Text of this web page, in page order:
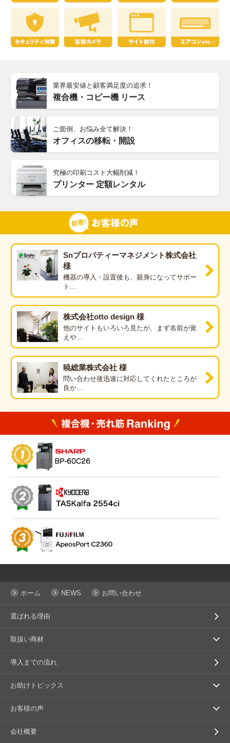
オフィスに関する「高い」「困った」「面倒くさい」から、あなたを助ける専門チ
ームです！
複合機やビジネスホン導入、PCサポート等、様々なサービスの取扱いがございま
す。オフィスに関する面倒なお困りごとやお悩み等、なんでもお気軽にご相談くだ
複合機・コピー機
ビジネスホン
PC・サーバー
オフィス家具
ネットワーク関連
監視カメラ
ホームページ制作
エアコン
業界最安値と顧客満足度の追求！
複合機・コピー機 リース
ご面倒、お悩み全て解決！
オフィスの移転・開設
究極の印刷コスト大幅削減！
プリンター 定額レンタル
Snプロパティーマネジメント株式会社
様
機器の導入・設置後も、親身になってサポー
ト…
株式会社otto design 様
他のサイトもいろいろ見たが、まず名前が覚
えや…
暁総業株式会社 様
問い合わせ後迅速に対応してくれたところが
良か…
1位
2位
ホーム NEWS お問い合わせ
選ばれる理由
取扱い商材
導入までの流れ
お助けトピックス
お客様の声
会社概要